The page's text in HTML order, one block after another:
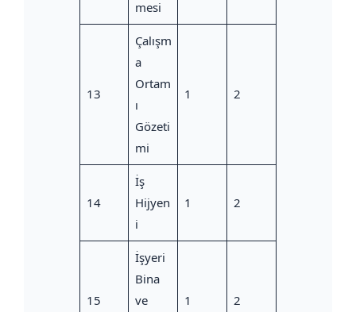
mesi
13
Çalışm
a
Ortam
ı
Gözeti
mi
1 2
14
İş
Hijyen
i
1 2
15
İşyeri
Bina
ve
1 2